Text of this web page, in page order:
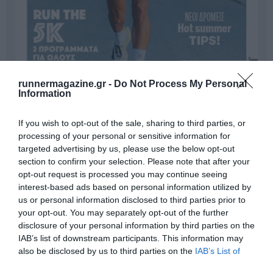
runnermagazine.gr - Do Not Process My Personal
Information
If you wish to opt-out of the sale, sharing to third parties, or
processing of your personal or sensitive information for
targeted advertising by us, please use the below opt-out
section to confirm your selection. Please note that after your
opt-out request is processed you may continue seeing
interest-based ads based on personal information utilized by
us or personal information disclosed to third parties prior to
your opt-out. You may separately opt-out of the further
disclosure of your personal information by third parties on the
IAB’s list of downstream participants. This information may
also be disclosed by us to third parties on the IAB’s List of
Γίνε Συνδρομητής
Βρες το RUNNER!
Όλα τα Τεύχη